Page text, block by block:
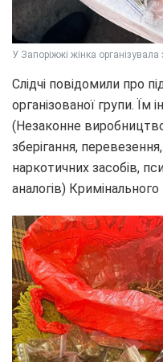
У Запоріжжі жінка організувала
Слідчі повідомили про
організованої групи. Їм
(Незаконне
зберігання,
наркотичних засобів,
аналогів)